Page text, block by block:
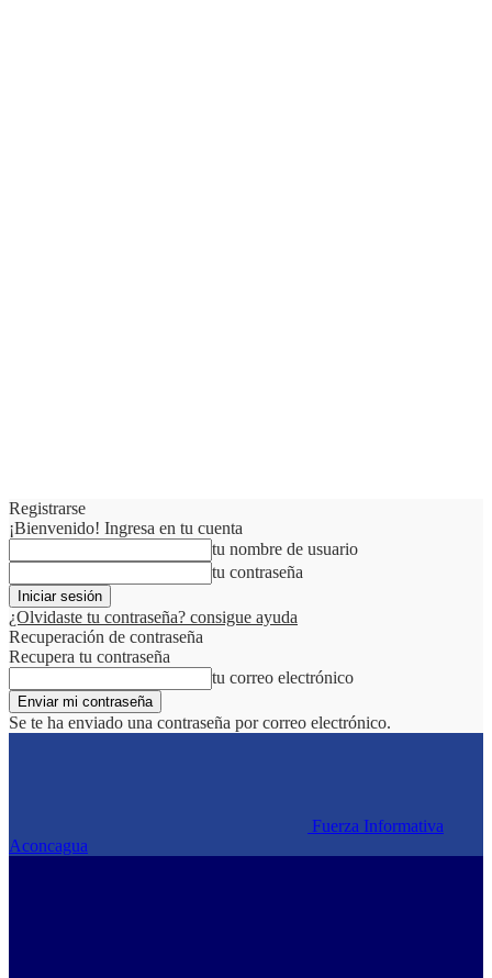
Registrarse
¡Bienvenido! Ingresa en tu cuenta
tu nombre de usuario
tu contraseña
¿Olvidaste tu contraseña? consigue ayuda
Recuperación de contraseña
Recupera tu contraseña
tu correo electrónico
Se te ha enviado una contraseña por correo electrónico.
Fuerza Informativa
Aconcagua